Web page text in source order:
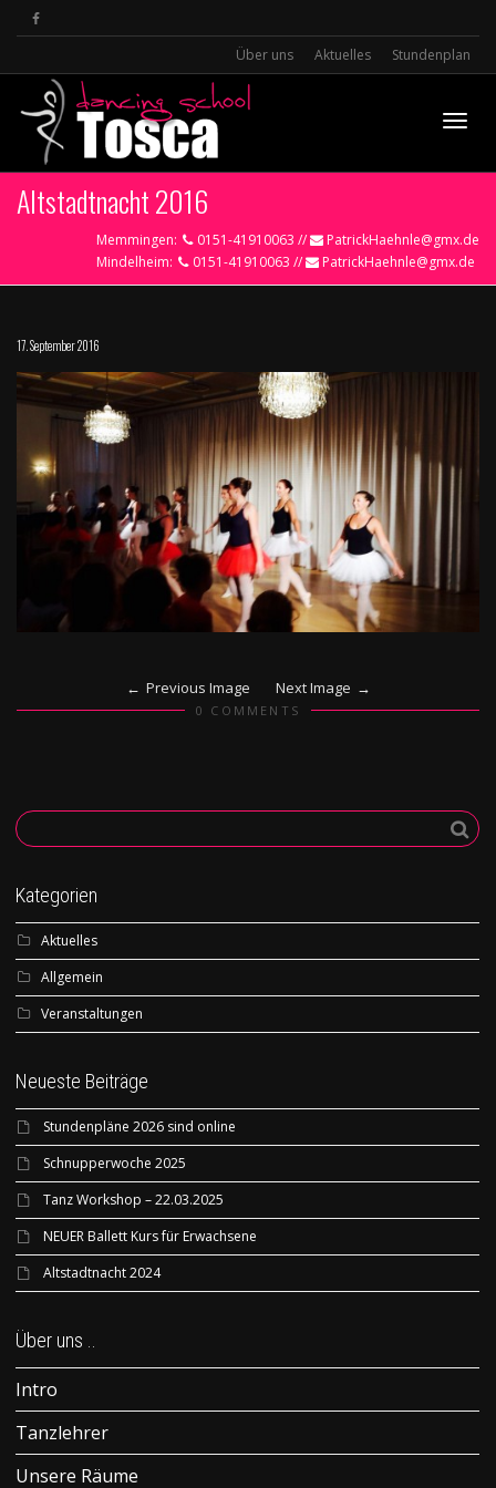
Über uns Aktuelles Stundenplan
Altstadtnacht 2016
Memmingen: 0151-41910063 //
PatrickHaehnle@gmx.de
Mindelheim:
0151-41910063 // PatrickHaehnle@gmx.de
17. September 2016
Previous Image Next Image
0 COMMENTS
Kategorien
Aktuelles
Allgemein
Veranstaltungen
Neueste Beiträge
Stundenpläne 2026 sind online
Schnupperwoche 2025
Tanz Workshop – 22.03.2025
NEUER Ballett Kurs für Erwachsene
Altstadtnacht 2024
Über uns ..
Intro
Tanzlehrer
Unsere Räume